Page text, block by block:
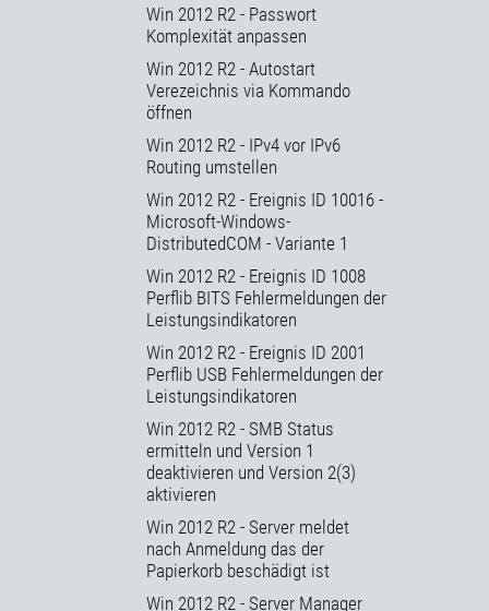
Win 2012 R2 - Passwort
Komplexität anpassen
Win 2012 R2 - Autostart
Verezeichnis via Kommando
öffnen
Win 2012 R2 - IPv4 vor IPv6
Routing umstellen
Win 2012 R2 - Ereignis ID 10016 -
Microsoft-Windows-
DistributedCOM - Variante 1
Win 2012 R2 - Ereignis ID 1008
Perflib BITS Fehlermeldungen der
Leistungsindikatoren
Win 2012 R2 - Ereignis ID 2001
Perflib USB Fehlermeldungen der
Leistungsindikatoren
Win 2012 R2 - SMB Status
ermitteln und Version 1
deaktivieren und Version 2(3)
aktivieren
Win 2012 R2 - Server meldet
nach Anmeldung das der
Papierkorb beschädigt ist
Win 2012 R2 - Server Manager